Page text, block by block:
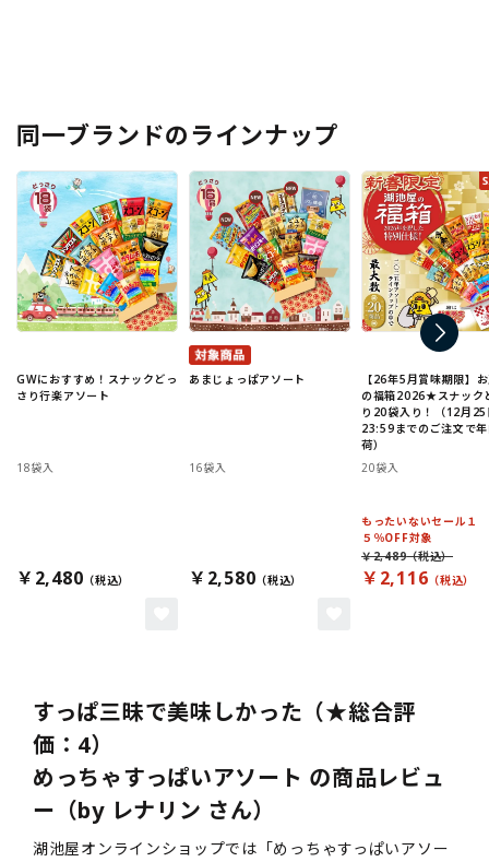
同一ブランドのラインナップ
GWにおすすめ！スナックどっ
さり行楽アソート
18袋入
￥2,480
あまじょっぱアソート
16袋入
￥2,580
【26年5月賞味期限】
の福箱2026★スナック
り20袋入り！（12月25
23:59までのご注文で
荷）
20袋入
もったいないセール１
５％OFF対象
￥2,116
￥2,489
すっぱ三昧で美味しかった（★総合評
価：4）
めっちゃすっぱいアソート の商品レビュ
ー（by レナリン さん）
湖池屋オンラインショップでは「めっちゃすっぱいアソー